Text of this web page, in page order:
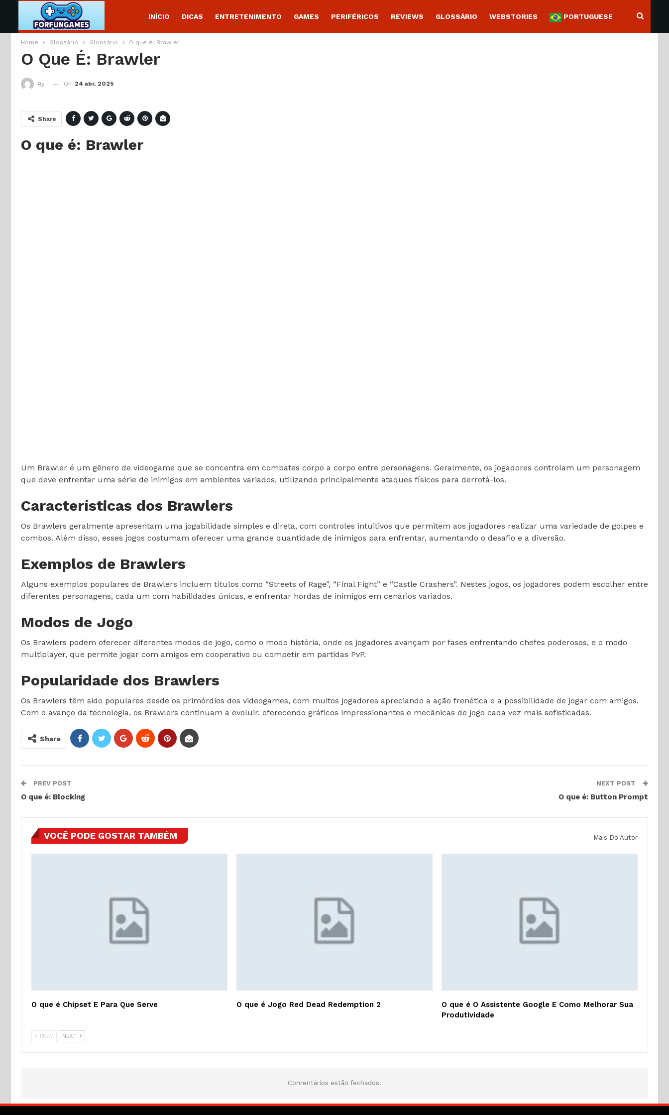
INÍCIO DICAS ENTRETENIMENTO GAMES PERIFÉRICOS REVIEWS GLOSSÁRIO WEBSTORIES PORTUGUESE
Home Glossário Glossário O que é: Brawler
O Que É: Brawler
By On 24 abr, 2025
Share
O que é: Brawler
Um Brawler é um gênero de videogame que se concentra em combates corpo a corpo entre personagens. Geralmente, os jogadores controlam um personagem
que deve enfrentar uma série de inimigos em ambientes variados, utilizando principalmente ataques físicos para derrotá-los.
Características dos Brawlers
Os Brawlers geralmente apresentam uma jogabilidade simples e direta, com controles intuitivos que permitem aos jogadores realizar uma variedade de golpes e
combos. Além disso, esses jogos costumam oferecer uma grande quantidade de inimigos para enfrentar, aumentando o desafio e a diversão.
Exemplos de Brawlers
Alguns exemplos populares de Brawlers incluem títulos como “Streets of Rage”, “Final Fight” e “Castle Crashers”. Nestes jogos, os jogadores podem escolher entre
diferentes personagens, cada um com habilidades únicas, e enfrentar hordas de inimigos em cenários variados.
Modos de Jogo
Os Brawlers podem oferecer diferentes modos de jogo, como o modo história, onde os jogadores avançam por fases enfrentando chefes poderosos, e o modo
multiplayer, que permite jogar com amigos em cooperativo ou competir em partidas PvP.
Popularidade dos Brawlers
Os Brawlers têm sido populares desde os primórdios dos videogames, com muitos jogadores apreciando a ação frenética e a possibilidade de jogar com amigos.
Com o avanço da tecnologia, os Brawlers continuam a evoluir, oferecendo gráficos impressionantes e mecânicas de jogo cada vez mais sofisticadas.
Share
PREV POST
O que é: Blocking
NEXT POST
O que é: Button Prompt
VOCÊ PODE GOSTAR TAMBÉM Mais Do Autor
O que é Chipset E Para Que Serve O que é Jogo Red Dead Redemption 2
O que é O Assistente Google E Como Melhorar Sua
Produtividade
PREV NEXT
Comentários estão fechados.